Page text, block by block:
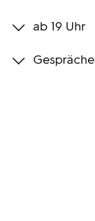
ab 19 Uhr
Gespräche